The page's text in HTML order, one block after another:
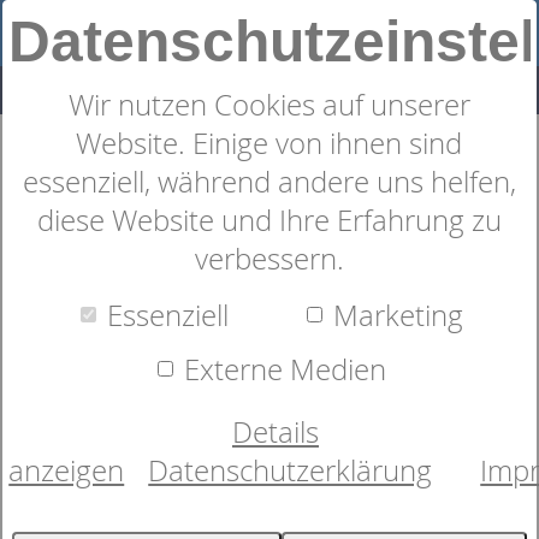
Wir nutzen Cookies auf unserer
Website. Einige von ihnen sind
essenziell, während andere uns helfen,
diese Website und Ihre Erfahrung zu
verbessern.
Essenziell
Marketing
Externe Medien
Details
anzeigen
Datenschutzerklärung
besonders weiches Duschtuch
von CAWÖ